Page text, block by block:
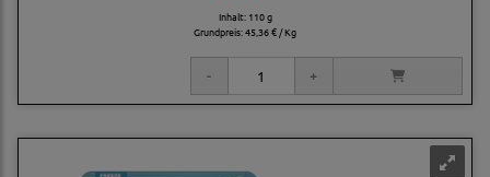
Inhalt: 110 g
Grundpreis:45,36 € / Kg